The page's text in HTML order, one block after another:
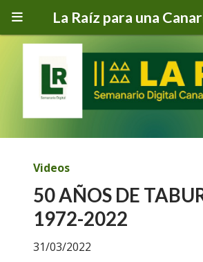
La Raíz para una
50 AÑOS DE
1972-2022
Videos
31/03/2022